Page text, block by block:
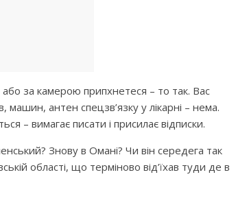
за камерою припхнетеся – то так. Вас
антен спецзв’язку у лікарні – нема.
– вимагає писати і присилає відписки.
Знову в Омані? Чи він середега так
області, що терміново від’їхав туди де в